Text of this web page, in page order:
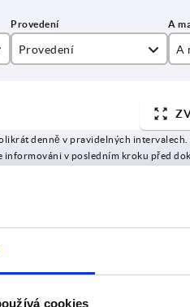
cookies
Provedení A
22
denně v pravidelných intervalech.
informováni v posledním kroku před